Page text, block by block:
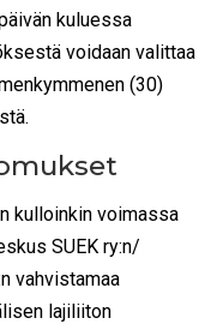
kuluessa
voidaan valittaa
(30)
kulloinkin voimassa
SUEK ry:n/
vahvistamaa
lajiliiton